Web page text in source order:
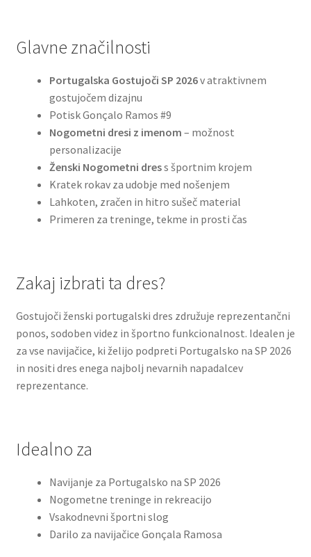
Glavne značilnosti
Portugalska Gostujoči SP 2026v atraktivnem
gostujočem dizajnu
Potisk Gonçalo Ramos #9
Nogometni dresi z imenom – možnost
personalizacije
Ženski Nogometni dress športnim krojem
Kratek rokav za udobje med nošenjem
Lahkoten, zračen in hitro sušeč material
Primeren za treninge, tekme in prosti čas
Zakaj izbrati ta dres?
Gostujoči ženski portugalski dres združuje reprezentančni
ponos, sodoben videz in športno funkcionalnost. Idealen je
za vse navijačice, ki želijo podpreti Portugalsko na SP 2026
in nositi dres enega najbolj nevarnih napadalcev
reprezentance.
Idealno za
Navijanje za Portugalsko na SP 2026
Nogometne treninge in rekreacijo
Vsakodnevni športni slog
Darilo za navijačice Gonçala Ramosa